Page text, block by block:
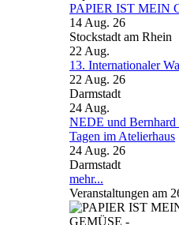
PAPIER IST MEIN
14 Aug. 26
Stockstadt am Rhein
22 Aug.
13. Internationaler
22 Aug. 26
Darmstadt
24 Aug.
NEDE und Bernhard
Tagen im Atelierhaus
24 Aug. 26
Darmstadt
mehr...
Veranstaltungen am